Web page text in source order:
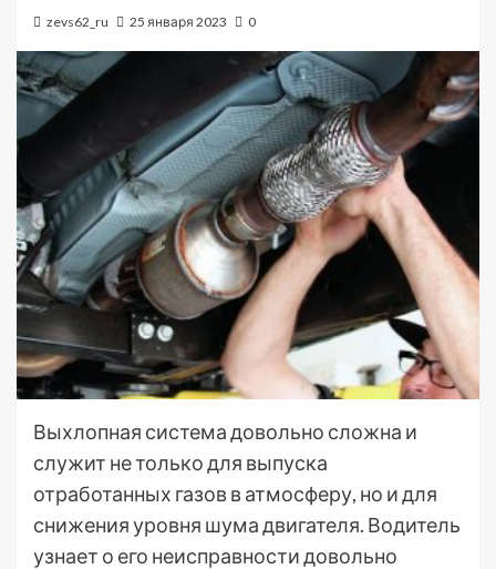
zevs62_ru 25 января 2023 0
Выхлопная система довольно сложна и
служит не только для выпуска
отработанных газов в атмосферу, но и для
снижения уровня шума двигателя. Водитель
узнает о его неисправности довольно